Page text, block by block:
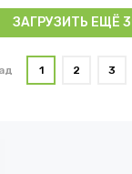
ЗАГРУЗИТЬ ЕЩЁ
1 2 3